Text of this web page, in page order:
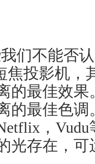
们不能否
焦投影机
的最佳效
的最佳色调
，
光存在，可